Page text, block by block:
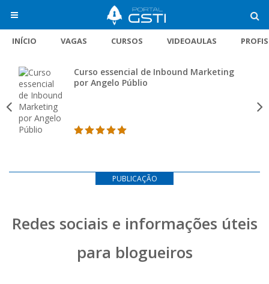
INÍCIO VAGAS CURSOS VIDEOAULAS
Curso essencial de Inbound Marketing
por Angelo Públio
PUBLICAÇÃO
Redes sociais e informações úteis
para blogueiros